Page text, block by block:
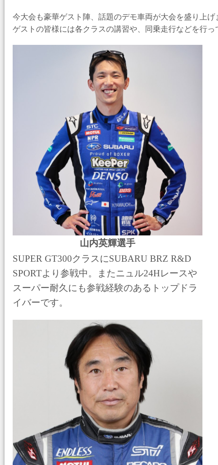
今大会も豪華ゲスト陣、話題のデモ車両が大会を盛り上げ
ゲストの皆様には各クラスの講習や、同乗走行などを行
山内英輝選手
SUPER GT300クラスにSUBARU BRZ R&D
SPORTより参戦中。またニュル24Hレースや
スーパー耐久にも参戦経験のあるトップドラ
イバーです。